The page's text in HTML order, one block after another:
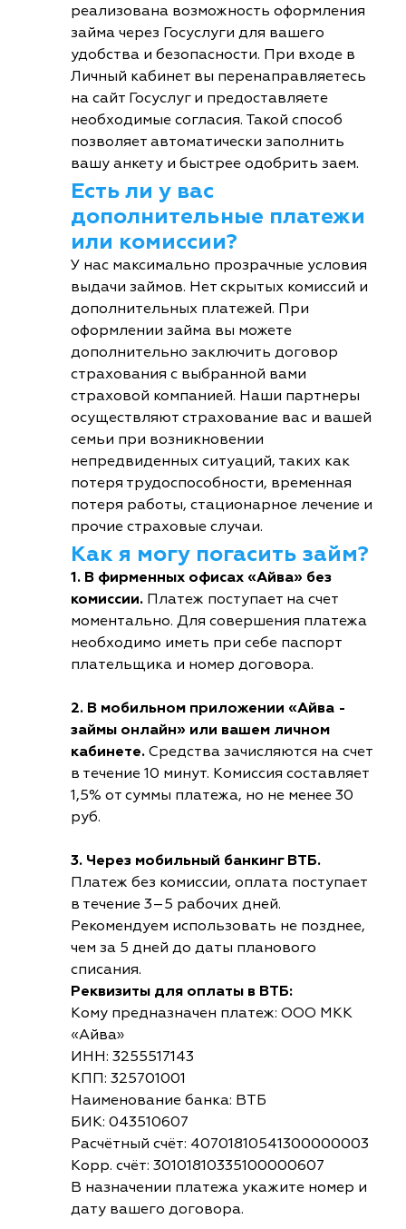
реализована возможность оформления
займа через Госуслуги для вашего
удобства и безопасности. При входе в
Личный кабинет вы перенаправляетесь
на сайт Госуслуг и предоставляете
необходимые согласия. Такой способ
позволяет автоматически заполнить
вашу анкету и быстрее одобрить заем.
Есть ли у вас
дополнительные платежи
или комиссии?
У нас максимально прозрачные условия
выдачи займов. Нет скрытых комиссий и
дополнительных платежей. При
оформлении займа вы можете
дополнительно заключить договор
страхования с выбранной вами
страховой компанией. Наши партнеры
осуществляют страхование вас и вашей
семьи при возникновении
непредвиденных ситуаций, таких как
потеря трудоспособности, временная
потеря работы, стационарное лечение и
прочие страховые случаи.
Как я могу погасить займ?
1. В фирменных офисах «Айва» без
комиссии. Платеж поступает на счет
моментально. Для совершения платежа
необходимо иметь при себе паспорт
плательщика и номер договора.
2. В мобильном приложении «Айва -
займы онлайн» или вашем личном
кабинете. Средства зачисляются на счет
в течение 10 минут. Комиссия составляет
1,5% от суммы платежа, но не менее 30
руб.
3. Через мобильный банкинг ВТБ.
Платеж без комиссии, оплата поступает
в течение 3–5 рабочих дней.
Рекомендуем использовать не позднее,
чем за 5 дней до даты планового
списания.
Реквизиты для оплаты в ВТБ:
Кому предназначен платеж: ООО МКК
«Айва»
ИНН: 3255517143
КПП: 325701001
Наименование банка: ВТБ
БИК: 043510607
Расчётный счёт: 40701810541300000003
Корр. счёт: 30101810335100000607
В назначении платежа укажите номер и
дату вашего договора.